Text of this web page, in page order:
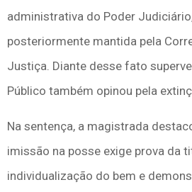
administrativa do Poder
posteriormente mantida pela
Justiça. Diante desse fato
Público também opinou pela
Na sentença, a magistrada
imissão na posse exige prova da
individualização do bem e